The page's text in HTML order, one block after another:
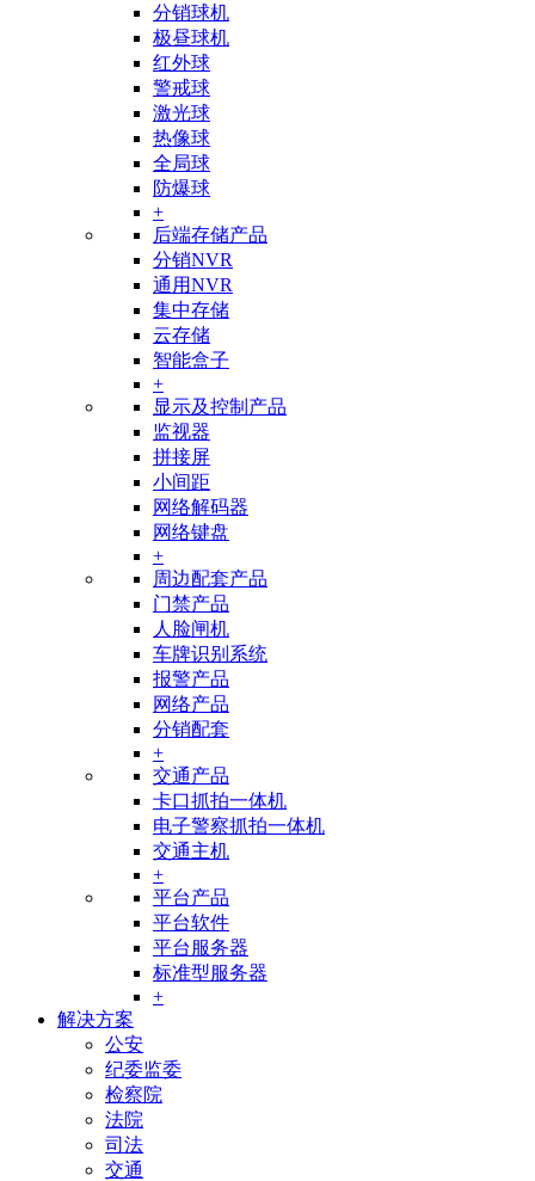
分销球机
极昼球机
红外球
警戒球
激光球
热像球
全局球
防爆球
+
后端存储产品
分销NVR
通用NVR
集中存储
云存储
智能盒子
+
显示及控制产品
监视器
拼接屏
小间距
网络解码器
网络键盘
+
周边配套产品
门禁产品
人脸闸机
车牌识别系统
报警产品
网络产品
分销配套
+
交通产品
卡口抓拍一体机
电子警察抓拍一体机
交通主机
+
平台产品
平台软件
平台服务器
标准型服务器
+
解决方案
公安
纪委监委
检察院
法院
司法
交通